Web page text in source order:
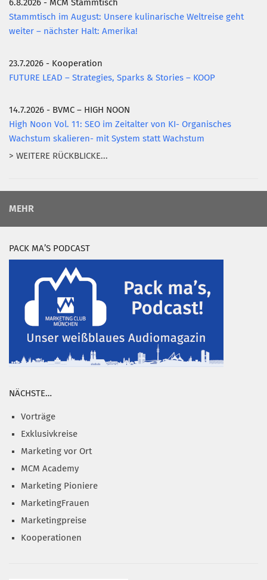
6.8.2026 - MCM Stammtisch
Stammtisch im August: Unsere kulinarische Weltreise geht
weiter – nächster Halt: Amerika!
23.7.2026 - Kooperation
FUTURE LEAD – Strategies, Sparks & Stories – KOOP
14.7.2026 - BVMC – HIGH NOON
High Noon Vol. 11: SEO im Zeitalter von KI- Organisches
Wachstum skalieren- mit System statt Wachstum
> WEITERE RÜCKBLICKE...
MEHR
PACK MA’S PODCAST
NÄCHSTE…
Vorträge
Exklusivkreise
Marketing vor Ort
MCM Academy
Marketing Pioniere
MarketingFrauen
Marketingpreise
Kooperationen